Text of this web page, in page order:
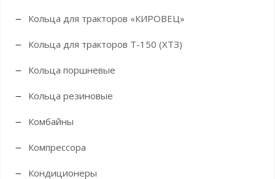
Кольца для тракторов «КИРОВЕЦ»
Кольца для тракторов Т-150 (ХТЗ)
Кольца поршневые
Кольца резиновые
Комбайны
Компрессора
Кондиционеры